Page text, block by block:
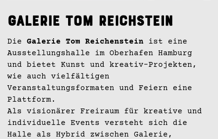
Galerie Tom Reichstein
Die Galerie Tom Reichenstein ist eine
Ausstellungshalle im Oberhafen Hamburg
und bietet Kunst und kreativ-Projekten,
wie auch vielfältigen
Veranstaltungsformaten und Feiern eine
Plattform.
Als visionärer Freiraum für kreative und
individuelle Events versteht sich die
Halle als Hybrid zwischen Galerie,